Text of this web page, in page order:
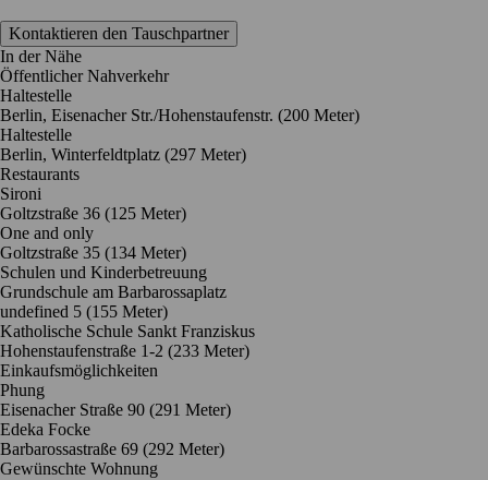
Kontaktieren den Tauschpartner
In der Nähe
Öffentlicher Nahverkehr
Haltestelle
Berlin, Eisenacher Str./Hohenstaufenstr. (200 Meter)
Haltestelle
Berlin, Winterfeldtplatz (297 Meter)
Restaurants
Sironi
Goltzstraße 36 (125 Meter)
One and only
Goltzstraße 35 (134 Meter)
Schulen und Kinderbetreuung
Grundschule am Barbarossaplatz
undefined 5 (155 Meter)
Katholische Schule Sankt Franziskus
Hohenstaufenstraße 1-2 (233 Meter)
Einkaufsmöglichkeiten
Phung
Eisenacher Straße 90 (291 Meter)
Edeka Focke
Barbarossastraße 69 (292 Meter)
Gewünschte Wohnung